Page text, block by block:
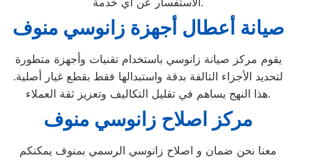
صيانة أعطال أجهزة زانوسي منوف
يقوم مركز صيانة زانوسي باستخدام تقنيات وأجهزة متطورة
لتحديد الأجزاء التالفة بدقة واستبدالها فقط بقطع غيار أصلية.
هذا النهج يساهم في تقليل التكاليف وتعزيز ثقة العملاء.
مركز اصلاح زانوسي منوف
معنا نحن ضمان و اصلاح زانوسي الرسمي بمنوف يمكنكم